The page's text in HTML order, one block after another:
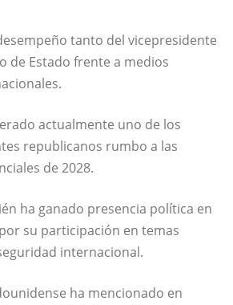
tanto del vicepresidente
de Estado frente a medios
actualmente uno de los
republicanos rumbo a las
de 2028.
ha ganado presencia política en
su participación en temas
internacional.
ha mencionado en